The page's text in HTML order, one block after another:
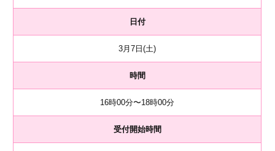
日付
3月7日(土)
時間
16時00分〜18時00分
受付開始時間